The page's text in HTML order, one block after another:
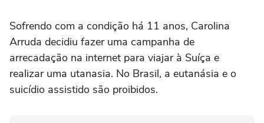
Sofrendo com a condição há 11 anos, Carolina
Arruda decidiu fazer uma campanha de
arrecadação na internet para viajar à Suíça e
realizar uma utanasia. No Brasil, a eutanásia e o
suicídio assistido são proibidos.